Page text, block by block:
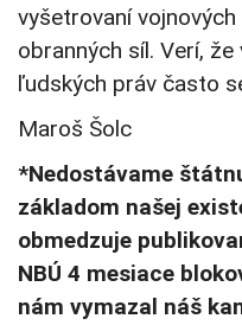
vyšetrovaní
obranných síl. Verí,
ľudských práv často
Maroš Šolc
*Nedostávame
základom našej
obmedzuje
NBÚ 4 mesiace
nám vymazal náš